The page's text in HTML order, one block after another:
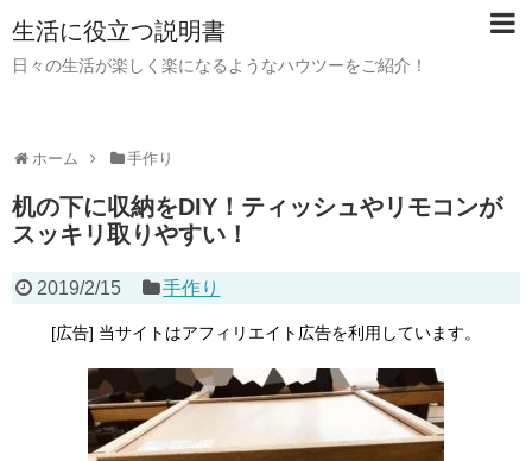
生活に役立つ説明書
日々の生活が楽しく楽になるようなハウツーをご紹介！
ホーム 手作り
机の下に収納をDIY！ティッシュやリモコンが
スッキリ取りやすい！
2019/2/15 手作り
[広告] 当サイトはアフィリエイト広告を利用しています。